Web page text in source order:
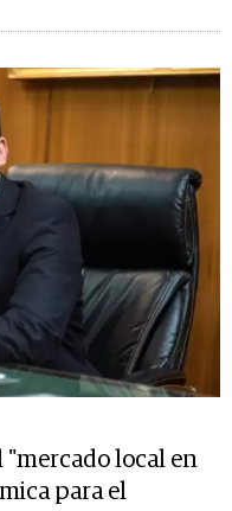
local en
para el